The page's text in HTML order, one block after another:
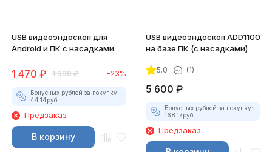
USB видеоэндоскоп для
Android и ПК с насадками
1 470 ₽ 1 900 ₽ -23%
Бонусных рублей за покупку:
44.14руб.
Предзаказ
В корзину
USB видеоэндоскоп ADD1100
на базе ПК (с насадками)
5.0 (1)
5 600 ₽
Бонусных рублей за покупку:
168.17руб.
Предзаказ